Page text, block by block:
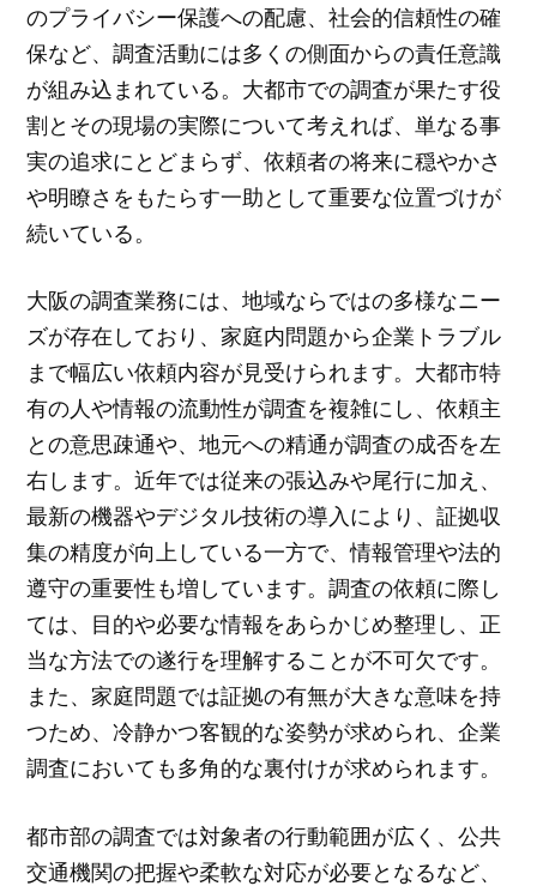
のプライバシー保護への配慮、社会的信頼性の確
保など、調査活動には多くの側面からの責任意識
が組み込まれている。大都市での調査が果たす役
割とその現場の実際について考えれば、単なる事
実の追求にとどまらず、依頼者の将来に穏やかさ
や明瞭さをもたらす一助として重要な位置づけが
続いている。
大阪の調査業務には、地域ならではの多様なニー
ズが存在しており、家庭内問題から企業トラブル
まで幅広い依頼内容が見受けられます。大都市特
有の人や情報の流動性が調査を複雑にし、依頼主
との意思疎通や、地元への精通が調査の成否を左
右します。近年では従来の張込みや尾行に加え、
最新の機器やデジタル技術の導入により、証拠収
集の精度が向上している一方で、情報管理や法的
遵守の重要性も増しています。調査の依頼に際し
ては、目的や必要な情報をあらかじめ整理し、正
当な方法での遂行を理解することが不可欠です。
また、家庭問題では証拠の有無が大きな意味を持
つため、冷静かつ客観的な姿勢が求められ、企業
調査においても多角的な裏付けが求められます。
都市部の調査では対象者の行動範囲が広く、公共
交通機関の把握や柔軟な対応が必要となるなど、